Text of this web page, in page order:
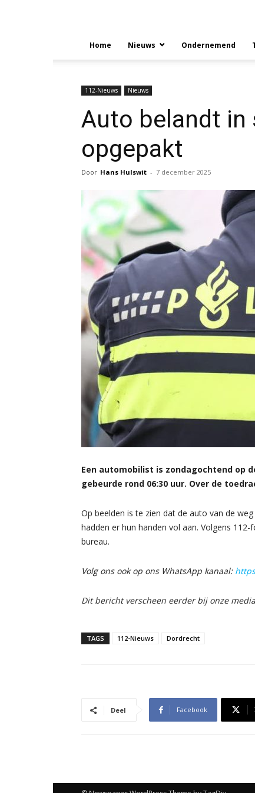
Home Nieuws Ondernemend
112-Nieuws Nieuws
Auto belandt
opgepakt
Door Hans Hulswit - 7 december 2025
Een automobilist is zondagochtend op
gebeurde rond 06:30 uur. Over de
Op beelden is te zien dat de auto van de
hadden er hun handen vol aan. Volgens
bureau.
Volg ons ook op ons WhatsApp kanaal:
Dit bericht verscheen eerder bij onze
TAGS 112-Nieuws Dordrecht
Deel Facebook